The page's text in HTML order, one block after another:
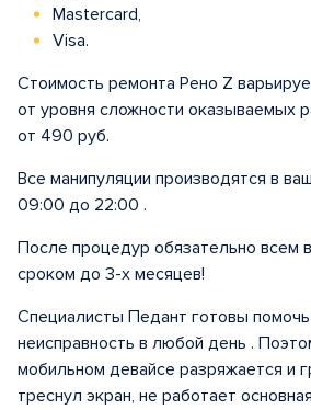
Mastercard,
Visa.
Стоимость ремонта Рено Z
от уровня сложности оказываемых
от 490 руб.
Все манипуляции производятся в
09:00 до 22:00 .
После процедур обязательно всем
сроком до 3-х месяцев!
Специалисты Педант готовы помочь
неисправность в любой день .
мобильном девайсе разряжается и
треснул экран, не работает